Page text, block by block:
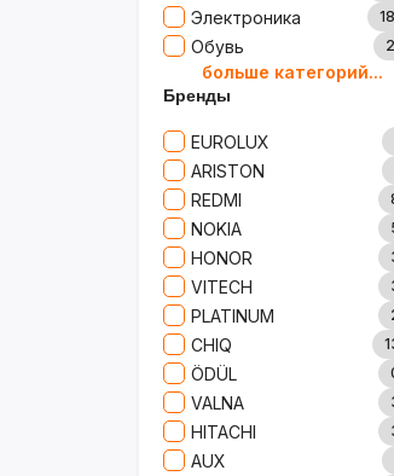
Электроника
Обувь
Товары Для Дома
Ювелирные Изделия
Сад И Дача
Аксессуары
Игрушки
Одежда
Сумки И Рюкзаки
Ремонт
Продукты
Детские Товары
Бытовая Химия
Хобби
больше категорий...
Бренды
EUROLUX
ARISTON
REDMI
NOKIA
HONOR
VITECH
PLATINUM
CHIQ
ÖDÜL
VALNA
HITACHI
AUX